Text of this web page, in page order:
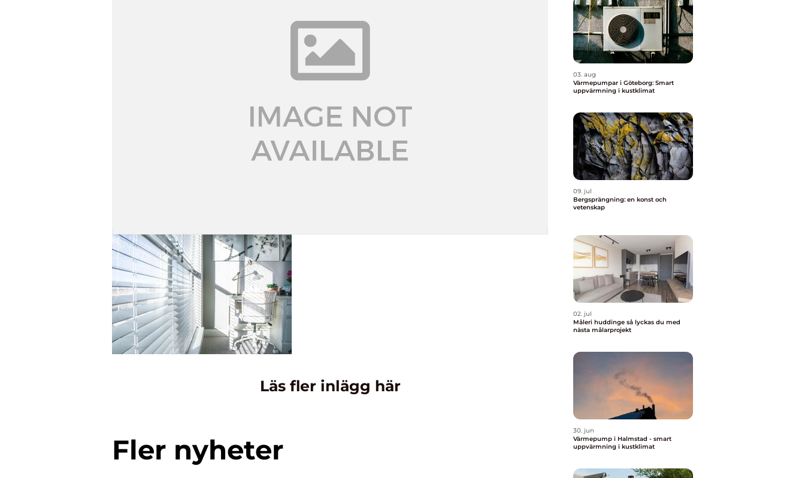
Läs fler inlägg här
Fler nyheter
03. aug
Värmepumpar i Göteborg: Smart
uppvärmning i kustklimat
09. jul
Bergsprängning: en konst och
vetenskap
02. jul
Måleri huddinge så lyckas du med
nästa målarprojekt
30. jun
Värmepump i Halmstad - smart
uppvärmning i kustklimat